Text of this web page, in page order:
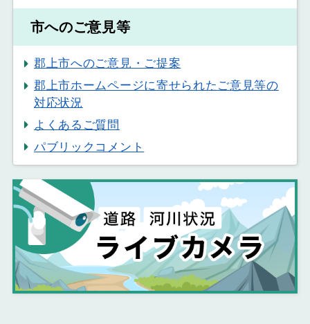
市へのご意見等
郡上市へのご意見・ご提案
郡上市ホームページに寄せられたご意見等の
対応状況
よくあるご質問
パブリックコメント